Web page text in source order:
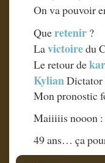
On va pouvoir
Queretenir ?
Lavictoiredu
Le retour de
KylianDictator
Mon pronostic
Maiiiiis nooon :
49 ans… ça